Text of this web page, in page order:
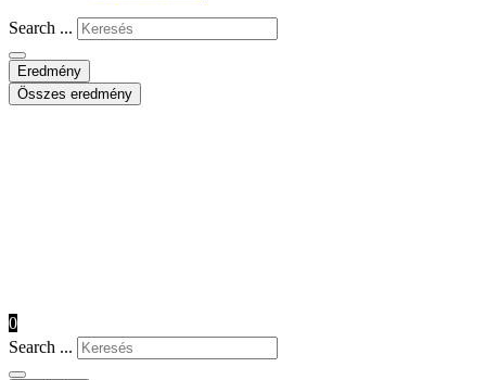
Search ...
Eredmény
Összes eredmény
0
Search ...